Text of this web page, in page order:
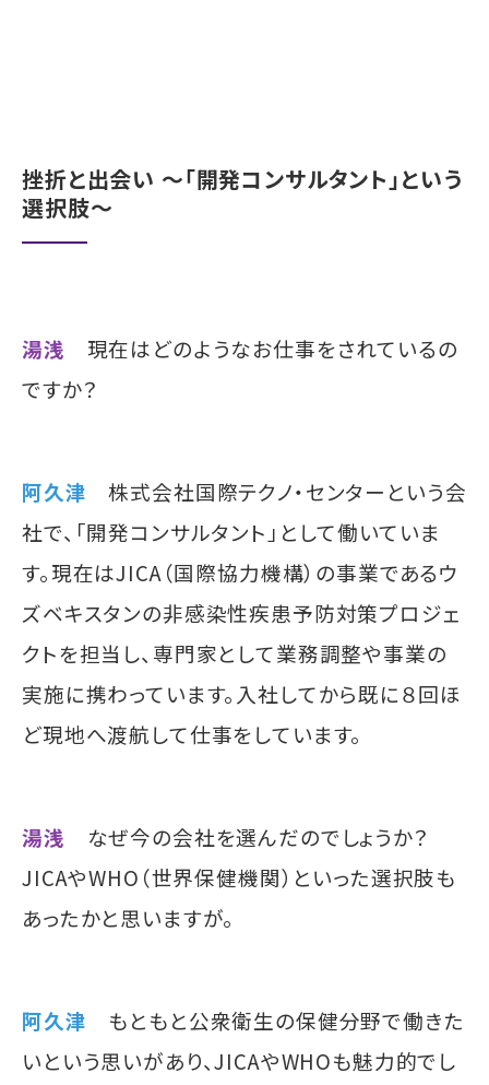
挫折と出会い ～「開発コンサルタント」という
選択肢～
湯浅 現在はどのようなお仕事をされているの
ですか？
阿久津 株式会社国際テクノ・センターという会
社で、「開発コンサルタント」として働いていま
す。現在はJICA（国際協力機構）の事業であるウ
ズベキスタンの非感染性疾患予防対策プロジェ
クトを担当し、専門家として業務調整や事業の
実施に携わっています。入社してから既に８回ほ
ど現地へ渡航して仕事をしています。
湯浅 なぜ今の会社を選んだのでしょうか？
JICAやWHO（世界保健機関）といった選択肢も
あったかと思いますが。
阿久津 もともと公衆衛生の保健分野で働きた
いという思いがあり、JICAやWHOも魅力的でし